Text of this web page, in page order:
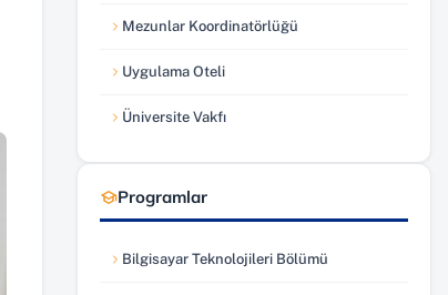
Mezunlar Koordinatörlüğü
(yeni sekmede açılır)
Uygulama Oteli
(yeni sekmede açılır)
Üniversite Vakfı
(yeni sekmede açılır)
Programlar
Bilgisayar Teknolojileri Bölümü